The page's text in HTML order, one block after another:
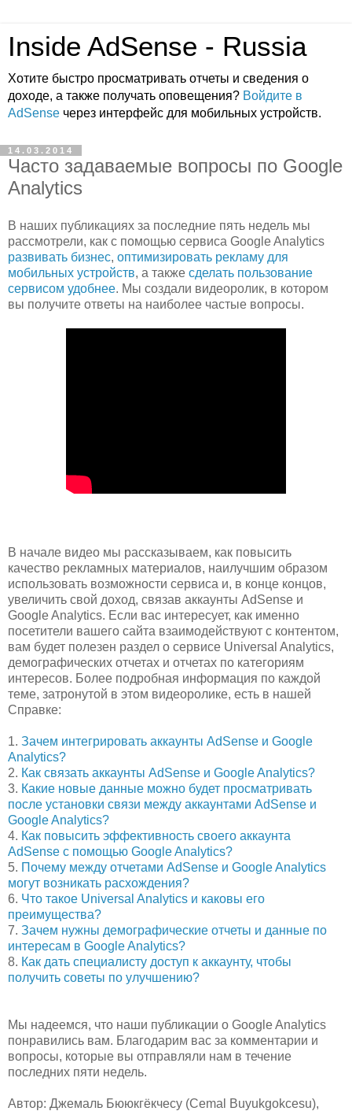
Inside AdSense - Russia
Хотите быстро просматривать отчеты и сведения о
доходе, а также получать оповещения? Войдите в
AdSense через интерфейс для мобильных устройств.
14.03.2014
Часто задаваемые вопросы по Google
Analytics
В наших публикациях за последние пять недель мы
рассмотрели, как с помощью сервиса Google Analytics
развивать бизнес, оптимизировать рекламу для
мобильных устройств, а также сделать пользование
сервисом удобнее. Мы создали видеоролик, в котором
вы получите ответы на наиболее частые вопросы.
В начале видео мы рассказываем, как повысить
качество рекламных материалов, наилучшим образом
использовать возможности сервиса и, в конце концов,
увеличить свой доход, связав аккаунты AdSense и
Google Analytics. Если вас интересует, как именно
посетители вашего сайта взаимодействуют с контентом,
вам будет полезен раздел о сервисе Universal Analytics,
демографических отчетах и отчетах по категориям
интересов. Более подробная информация по каждой
теме, затронутой в этом видеоролике, есть в нашей
Справке:
1. Зачем интегрировать аккаунты AdSense и Google
Analytics?
2. Как связать аккаунты AdSense и Google Analytics?
3. Какие новые данные можно будет просматривать
после установки связи между аккаунтами AdSense и
Google Analytics?
4. Как повысить эффективность своего аккаунта
AdSense с помощью Google Analytics?
5. Почему между отчетами AdSense и Google Analytics
могут возникать расхождения?
6. Что такое Universal Analytics и каковы его
преимущества?
7. Зачем нужны демографические отчеты и данные по
интересам в Google Analytics?
8. Как дать специалисту доступ к аккаунту, чтобы
получить советы по улучшению?
Мы надеемся, что наши публикации о Google Analytics
понравились вам. Благодарим вас за комментарии и
вопросы, которые вы отправляли нам в течение
последних пяти недель.
Автор: Джемаль Бююкгёкчесу (Cemal Buyukgokcesu),